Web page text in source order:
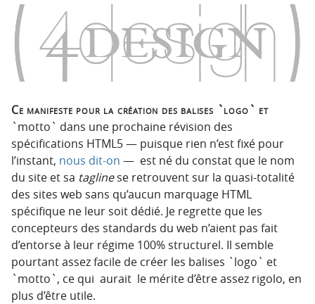
p
i
p
a
l
e
n
Ce manifeste pour la création des balises `logo` et
`motto` dans une prochaine révision des
spécifications HTML5 — puisque rien n’est fixé pour
l’instant, nous dit-on — est né du constat que le nom
du site et sa taglinese retrouvent sur la quasi-totalité
des sites web sans qu’aucun marquage HTML
spécifique ne leur soit dédié. Je regrette que les
concepteurs des standards du web n’aient pas fait
d’entorse à leur régime 100% structurel. Il semble
pourtant assez facile de créer les balises `logo` et
`motto`, ce qui aurait le mérite d’être assez rigolo, en
plus d’être utile.